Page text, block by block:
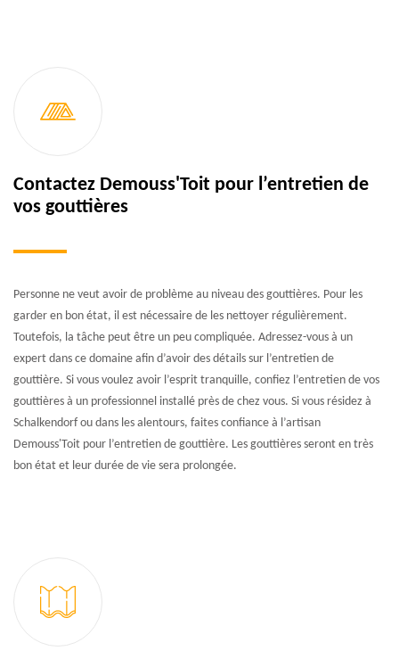
Contactez Demouss'Toit pour l’entretien de
vos gouttières
Personne ne veut avoir de problème au niveau des gouttières. Pour les
garder en bon état, il est nécessaire de les nettoyer régulièrement.
Toutefois, la tâche peut être un peu compliquée. Adressez-vous à un
expert dans ce domaine afin d’avoir des détails sur l’entretien de
gouttière. Si vous voulez avoir l’esprit tranquille, confiez l’entretien de vos
gouttières à un professionnel installé près de chez vous. Si vous résidez à
Schalkendorf ou dans les alentours, faites confiance à l’artisan
Demouss'Toit pour l’entretien de gouttière. Les gouttières seront en très
bon état et leur durée de vie sera prolongée.